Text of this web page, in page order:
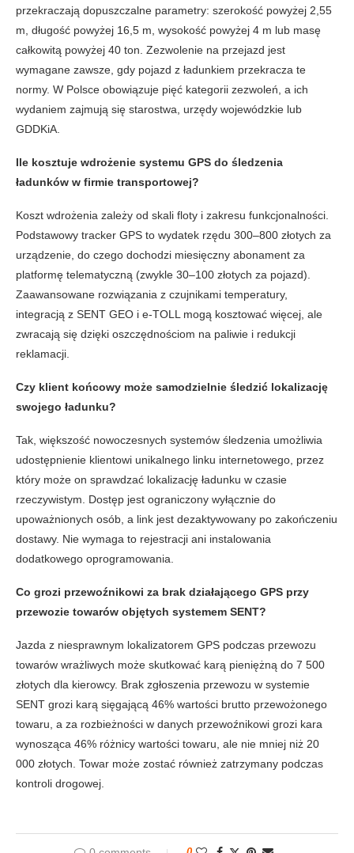
przekraczają dopuszczalne parametry: szerokość powyżej 2,55
m, długość powyżej 16,5 m, wysokość powyżej 4 m lub masę
całkowitą powyżej 40 ton. Zezwolenie na przejazd jest
wymagane zawsze, gdy pojazd z ładunkiem przekracza te
normy. W Polsce obowiązuje pięć kategorii zezwoleń, a ich
wydaniem zajmują się starostwa, urzędy wojewódzkie lub
GDDKiA.
Ile kosztuje wdrożenie systemu GPS do śledzenia
ładunków w firmie transportowej?
Koszt wdrożenia zależy od skali floty i zakresu funkcjonalności.
Podstawowy tracker GPS to wydatek rzędu 300–800 złotych za
urządzenie, do czego dochodzi miesięczny abonament za
platformę telematyczną (zwykle 30–100 złotych za pojazd).
Zaawansowane rozwiązania z czujnikami temperatury,
integracją z SENT GEO i e-TOLL mogą kosztować więcej, ale
zwracają się dzięki oszczędnościom na paliwie i redukcji
reklamacji.
Czy klient końcowy może samodzielnie śledzić lokalizację
swojego ładunku?
Tak, większość nowoczesnych systemów śledzenia umożliwia
udostępnienie klientowi unikalnego linku internetowego, przez
który może on sprawdzać lokalizację ładunku w czasie
rzeczywistym. Dostęp jest ograniczony wyłącznie do
upoważnionych osób, a link jest dezaktywowany po zakończeniu
dostawy. Nie wymaga to rejestracji ani instalowania
dodatkowego oprogramowania.
Co grozi przewoźnikowi za brak działającego GPS przy
przewozie towarów objętych systemem SENT?
Jazda z niesprawnym lokalizatorem GPS podczas przewozu
towarów wrażliwych może skutkować karą pieniężną do 7 500
złotych dla kierowcy. Brak zgłoszenia przewozu w systemie
SENT grozi karą sięgającą 46% wartości brutto przewożonego
towaru, a za rozbieżności w danych przewoźnikowi grozi kara
wynosząca 46% różnicy wartości towaru, ale nie mniej niż 20
000 złotych. Towar może zostać również zatrzymany podczas
kontroli drogowej.